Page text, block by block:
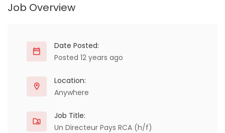
Job Overview
Date Posted:
Posted 12 years ago
Location:
Anywhere
Job Title:
Un Directeur Pays RCA (h/f)